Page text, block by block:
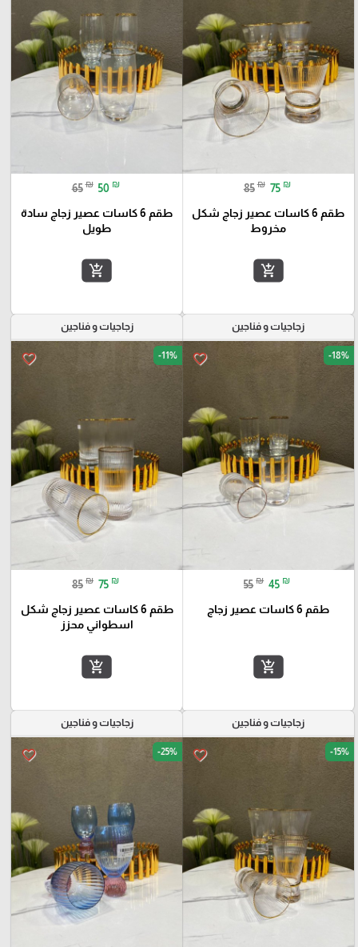
85 ₪ 75 ₪
طقم 6 كاسات عصير زجاج شكل
مخروط
add_shopping_cart
65 ₪ 50 ₪
طقم 6 كاسات عصير زجاج سادة
طويل
add_shopping_cart
زجاجيات و فناجين
favorite_border -18%
55 ₪ 45 ₪
طقم 6 كاسات عصير زجاج
add_shopping_cart
زجاجيات و فناجين
favorite_border -11%
85 ₪ 75 ₪
طقم 6 كاسات عصير زجاج شكل
اسطواني محزز
add_shopping_cart
زجاجيات و فناجين
favorite_border -15%
زجاجيات و فناجين
favorite_border -25%